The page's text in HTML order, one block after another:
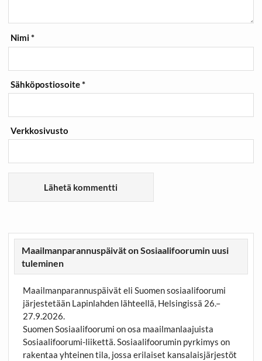
Nimi*
Sähköpostiosoite*
Verkkosivusto
Maailmanparannuspäivät on Sosiaalifoorumin uusi
tuleminen
Maailmanparannuspäivät eli Suomen sosiaalifoorumi
järjestetään Lapinlahden lähteellä, Helsingissä 26.–
27.9.2026.
Suomen Sosiaalifoorumi on osa maailmanlaajuista
Sosiaalifoorumi-liikettä. Sosiaalifoorumin pyrkimys on
rakentaa yhteinen tila, jossa erilaiset kansalaisjärjestöt